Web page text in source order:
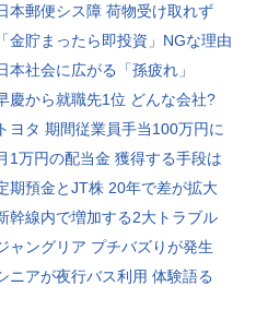
本郵便シス障 荷物受け取れず
「金貯まったら即投資」NGな理由
本社会に広がる「孫疲れ」
慶から就職先1位 どんな会社?
トヨタ 期間従業員手当100万円に
1万円の配当金 獲得する手段は
期預金とJT株 20年で差が拡大
幹線内で増加する2大トラブル
ャングリア プチバズりが発生
ニアが夜行バス利用 体験語る